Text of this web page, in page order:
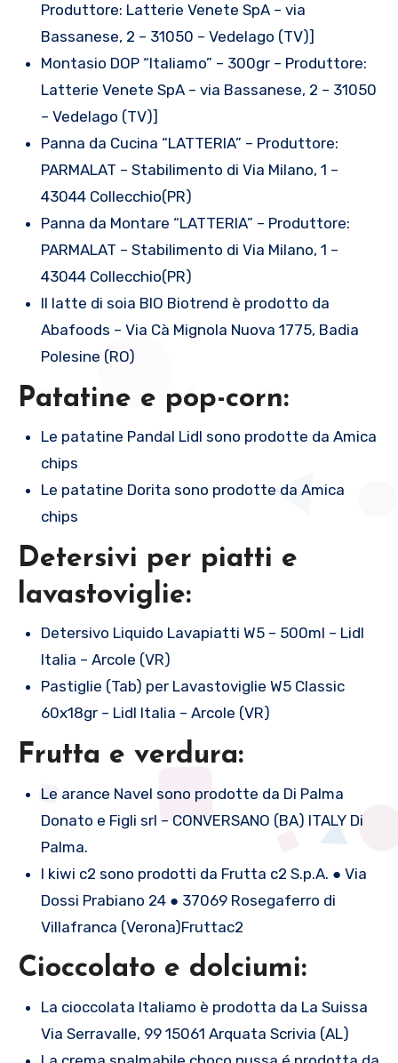
Produttore: Latterie Venete SpA – via
Bassanese, 2 – 31050 – Vedelago (TV)]
Montasio DOP “Italiamo” – 300gr – Produttore:
Latterie Venete SpA – via Bassanese, 2 – 31050
– Vedelago (TV)]
Panna da Cucina “LATTERIA” – Produttore:
PARMALAT – Stabilimento di Via Milano, 1 –
43044 Collecchio(PR)
Panna da Montare “LATTERIA” – Produttore:
PARMALAT – Stabilimento di Via Milano, 1 –
43044 Collecchio(PR)
Il latte di soia BIO Biotrend è prodotto da
Abafoods – Via Cà Mignola Nuova 1775, Badia
Polesine (RO)
Patatine e pop-corn:
Le patatine Pandal Lidl sono prodotte da Amica
chips
Le patatine Dorita sono prodotte da Amica
chips
Detersivi per piatti e
lavastoviglie:
Detersivo Liquido Lavapiatti W5 – 500ml – Lidl
Italia – Arcole (VR)
Pastiglie (Tab) per Lavastoviglie W5 Classic
60x18gr – Lidl Italia – Arcole (VR)
Frutta e verdura:
Le arance Navel sono prodotte da Di Palma
Donato e Figli srl – CONVERSANO (BA) ITALY Di
Palma.
I kiwi c2 sono prodotti da Frutta c2 S.p.A. ● Via
Dossi Prabiano 24 ● 37069 Rosegaferro di
Villafranca (Verona)Fruttac2
Cioccolato e dolciumi:
La cioccolata Italiamo è prodotta da La Suissa
Via Serravalle, 99 15061 Arquata Scrivia (AL)